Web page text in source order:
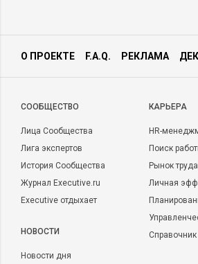
О ПРОЕКТЕ F.A.Q. РЕКЛАМА
CООБЩЕСТВО
Лица Сообщества
Лига экспертов
История Сообщества
Журнал Executive.ru
Executive отдыхает
НОВОСТИ
Новости дня
КАРЬЕРА
HR-
Поиск
Рынок труда
Личная